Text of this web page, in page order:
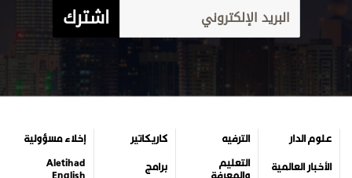
اشترك
علوم الدار
الأخبار العالمية
الترفيه
التعليم
والمعرفة
كاريكاتير
برامج
إخلاء مسؤولية
Aletihad
English